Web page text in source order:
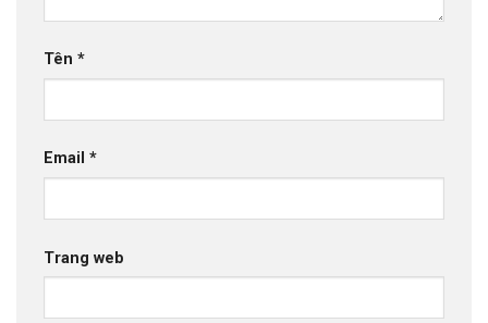
Tên *
Email *
Trang web